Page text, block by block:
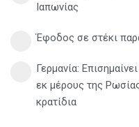
Ιαπωνίας
Έφοδος σε στέκι
Γερμανία:
εκ μέρους της
κρατίδια